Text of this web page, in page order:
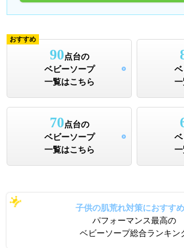
おすすめ
90点台の
ベビーソープ
一覧はこちら
70点台の
ベビーソープ
一覧はこちら
子供の肌荒れ対策におすすめ
パフォーマンス最高の
ベビーソープ総合ランキン